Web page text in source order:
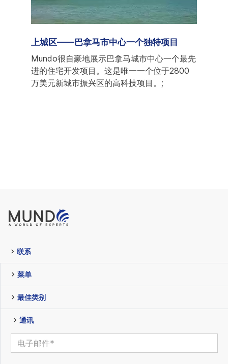
上城区——巴拿马市中心一个独特项目
Mundo很自豪地展示巴拿马城市中心一个最先
进的住宅开发项目。这是唯一一个位于2800
万美元新城市振兴区的高科技项目。;
联系
菜单
最佳类别
通讯